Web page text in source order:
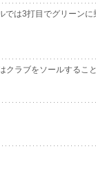
では3打目でグリーンに
ラブをソールすること